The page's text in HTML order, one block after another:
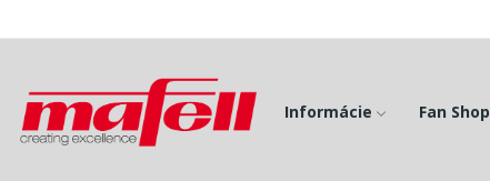
Informácie Fan Shop